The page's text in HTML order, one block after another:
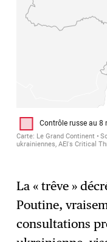
La « trêve »
Poutine,
consultations